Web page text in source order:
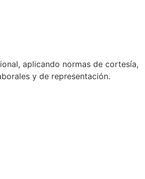
aplicando normas de cortesía,
y de representación.